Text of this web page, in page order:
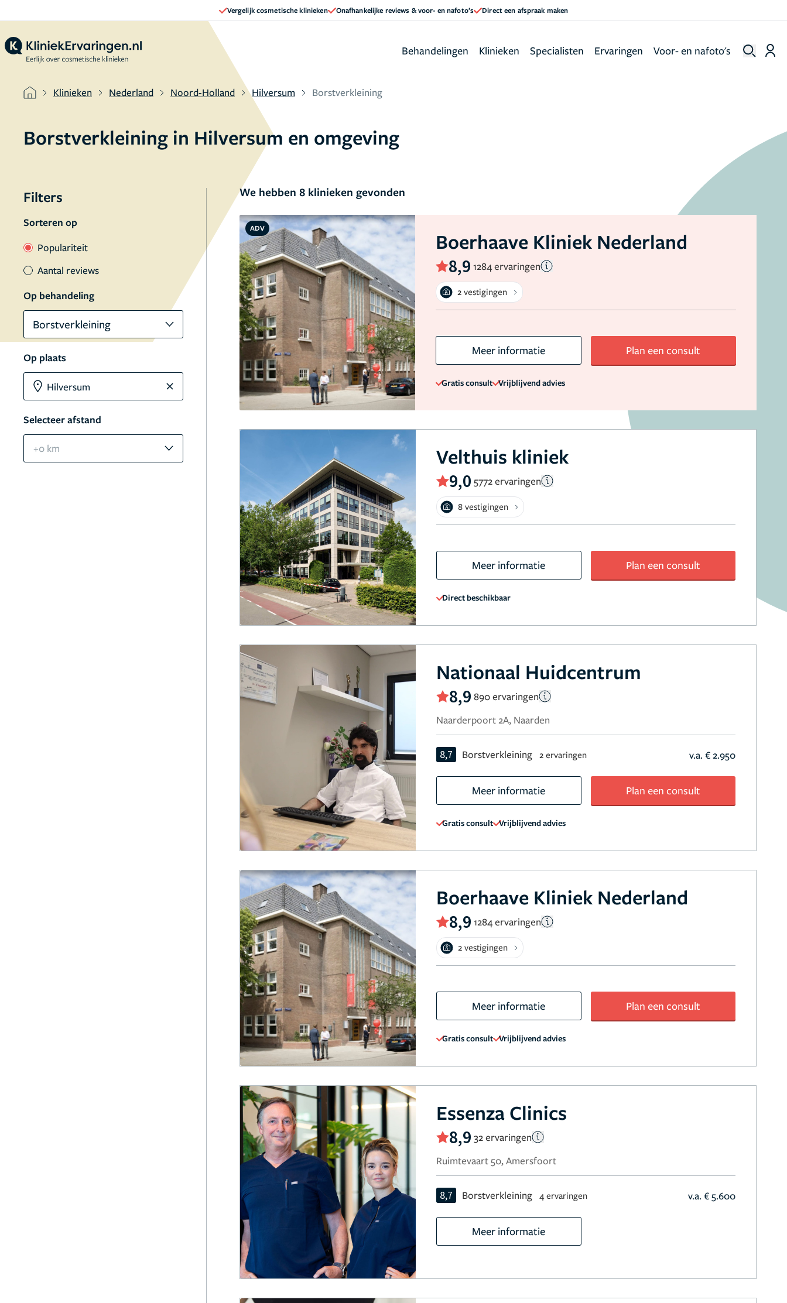
Vergelijk cosmetische klinieken Onafhankelijke reviews & voor- en nafoto’s Direct een afspraak maken
Behandelingen Klinieken Specialisten Ervaringen Voor- en nafoto's
Klinieken Nederland Noord-Holland Hilversum Borstverkleining
Borstverkleining in Hilversum en omgeving
Filters
Sorteren op
Populariteit
Aantal reviews
Op behandeling
Borstverkleining
Op plaats
Selecteer afstand
+0 km
We hebben 8 klinieken gevonden
ADV
Boerhaave Kliniek Nederland
8,9 1284 ervaringen
2 vestigingen
Meer informatie Plan een consult
Gratis consult Vrijblijvend advies
Velthuis kliniek
9,0 5772 ervaringen
8 vestigingen
Meer informatie Plan een consult
Direct beschikbaar
Nationaal Huidcentrum
8,9 890 ervaringen
Naarderpoort 2A, Naarden
8,7 Borstverkleining 2 ervaringen v.a. € 2.950
Meer informatie Plan een consult
Gratis consult Vrijblijvend advies
Boerhaave Kliniek Nederland
8,9 1284 ervaringen
2 vestigingen
Meer informatie Plan een consult
Gratis consult Vrijblijvend advies
Essenza Clinics
8,9 32 ervaringen
Ruimtevaart 50, Amersfoort
8,7 Borstverkleining 4 ervaringen v.a. € 5.600
Meer informatie